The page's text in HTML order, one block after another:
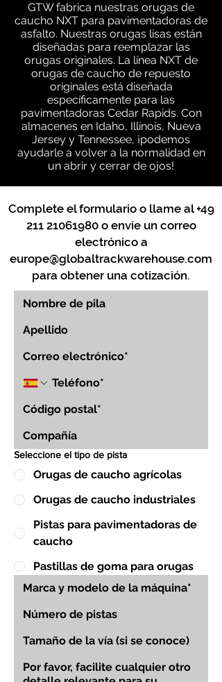
GTW fabrica nuestras orugas de
caucho NXT para pavimentadoras de
asfalto. Nuestras orugas lisas están
diseñadas para reemplazar las
orugas originales. La línea NXT de
orugas de caucho de repuesto
originales está diseñada
específicamente para las
pavimentadoras Cedar Rapids. Con
almacenes en Idaho, Illinois, Nueva
Jersey y Tennessee, ¡podemos
ayudarle a volver a la normalidad en
un abrir y cerrar de ojos!
Complete el formulario o llame al+49
211 21061980o envíe un correo
electrónico a
europe@globaltrackwarehouse.com
para obtener una cotización.
Seleccione el tipo de pista
Orugas de caucho agrícolas
Orugas de caucho industriales
Pistas para pavimentadoras de
caucho
Pastillas de goma para orugas